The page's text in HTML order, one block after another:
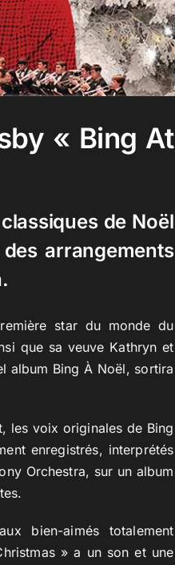
« Bing At
de Noël
arrangements
star du monde du
que sa veuve Kathryn et
album Bing À Noël, sortira
les voix originales de Bing
enregistrés, interprétés
Orchestra, sur un album
bien-aimés totalement
» a un son et une